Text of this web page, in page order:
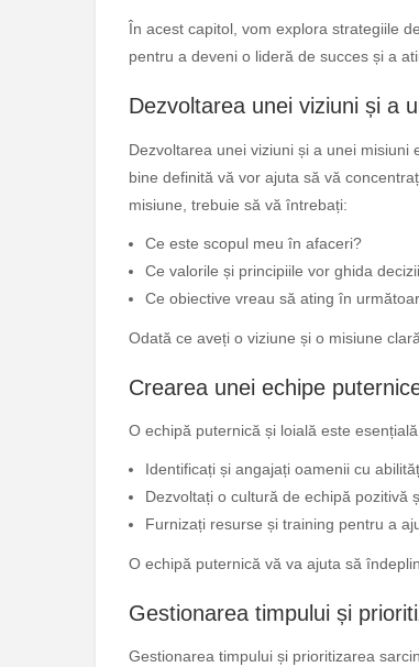
În acest capitol, vom explora strategiile
pentru a deveni o lideră de succes și a
Dezvoltarea unei viziuni și a
Dezvoltarea unei viziuni și a unei
bine definită vă vor ajuta să vă
misiune, trebuie să vă întrebați:
Ce este scopul meu în afaceri?
Ce valorile și principiile vor ghida
Ce obiective vreau să ating în
Odată ce aveți o viziune și o misiune
Crearea unei echipe
O echipă puternică și loială este
Identificați și angajați oamenii cu
Dezvoltați o cultură de echipă pozitivă
Furnizați resurse și training pentru a
O echipă puternică vă va ajuta să
Gestionarea timpului și
Gestionarea timpului și prioritizarea